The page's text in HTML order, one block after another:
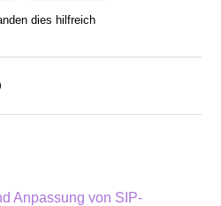
dies hilfreich
Anpassung von SIP-